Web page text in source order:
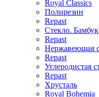
Royal Classics
Полирезин
Repast
Стекло. Бамбук
Repast
Нержавеющая
Repast
Углеродистая
Repast
Хрусталь
Royal Bohemia